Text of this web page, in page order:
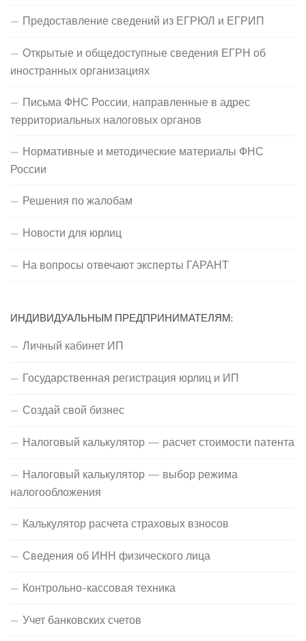
Предоставление сведений из ЕГРЮЛ и ЕГРИП
Открытые и общедоступные сведения ЕГРН об
иностранных организациях
Письма ФНС России, направленные в адрес
территориальных налоговых органов
Нормативные и методические материалы ФНС
России
Решения по жалобам
Новости для юрлиц
На вопросы отвечают эксперты ГАРАНТ
ИНДИВИДУАЛЬНЫМ ПРЕДПРИНИМАТЕЛЯМ:
Личный кабинет ИП
Государственная регистрация юрлиц и ИП
Создай свой бизнес
Налоговый калькулятор — расчет стоимости патента
Налоговый калькулятор — выбор режима
налогообложения
Калькулятор расчета страховых взносов
Сведения об ИНН физического лица
Контрольно-кассовая техника
Учет банковских счетов